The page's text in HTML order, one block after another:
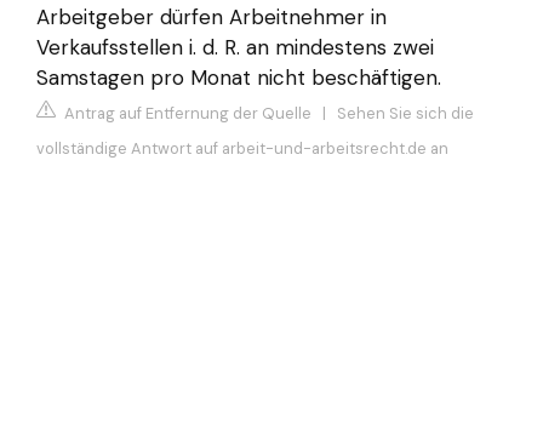
Arbeitgeber dürfen Arbeitnehmer in
Verkaufsstellen i. d. R. an mindestens zwei
Samstagen pro Monat nicht beschäftigen.
Antrag auf Entfernung der Quelle | Sehen Sie sich die
vollständige Antwort auf arbeit-und-arbeitsrecht.de an